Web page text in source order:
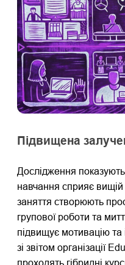
Підвищена
Дослідження
навчання сприяє вищій
заняття створюють
групової роботи та
підвищує мотивацію та
зі звітом організації
проходять гібридні